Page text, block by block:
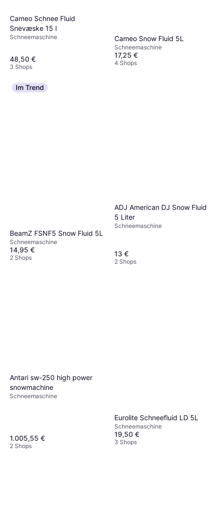
Cameo Schnee Fluid
Snevæske 15 l
Schneemaschine
48,50 €
3 Shops
Cameo Snow Fluid 5L
Schneemaschine
17,25 €
4 Shops
Im Trend
BeamZ FSNF5 Snow Fluid 5L
Schneemaschine
14,95 €
2 Shops
ADJ American DJ Snow Fluid
5 Liter
Schneemaschine
13 €
2 Shops
Antari sw-250 high power
snowmachine
Schneemaschine
1.005,55 €
2 Shops
Eurolite Schneefluid LD 5L
Schneemaschine
19,50 €
3 Shops